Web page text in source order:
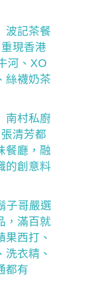
波記茶餐
現香港
河、XO
絲襪奶茶
南村私廚
清芳都
餐廳，融
的創意料
子哥嚴選
，滿百就
果西打、
衣精、
都有